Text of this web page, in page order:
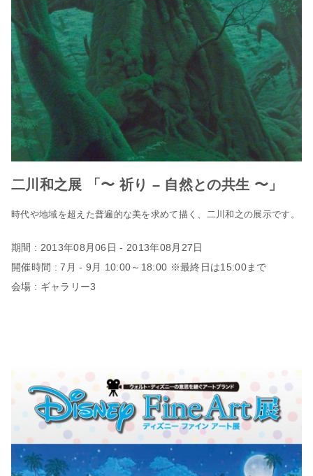
二川和之展 「〜 祈り – 自然との共生 〜」
時代や地域を超えた普遍的な美を求めて描く、二川和之の展示です。
期間 : 2013年08月06日 - 2013年08月27日
開催時間 : 7月 - 9月 10:00～18:00 ※最終日は15:00まで
会場 : ギャラリー3